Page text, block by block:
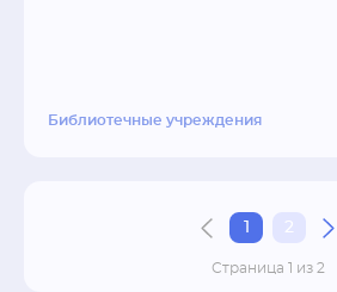
Библиотечные учреждения
1 2
Страница 1 из 2